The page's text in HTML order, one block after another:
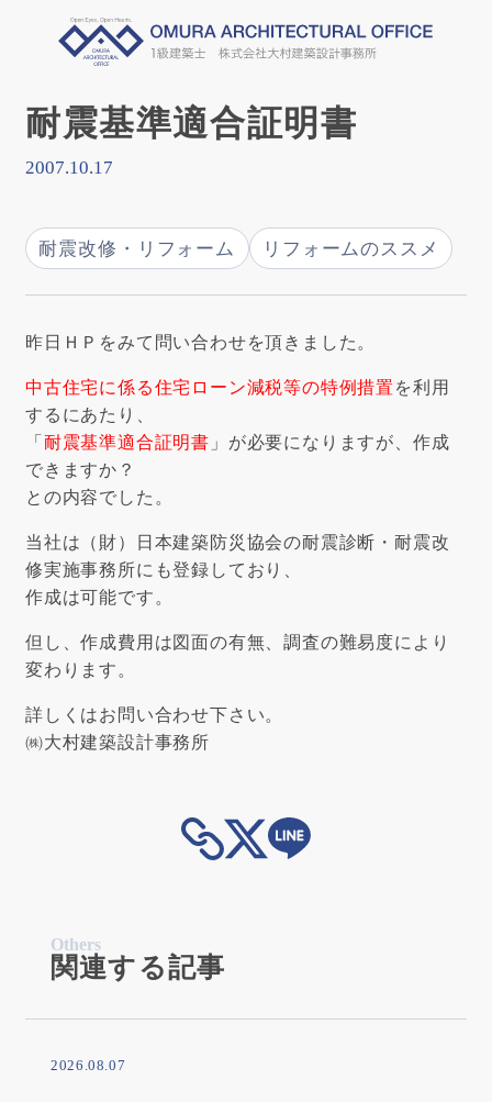
耐震基準適合証明書
2007.10.17
耐震改修・リフォーム リフォームのススメ
昨日ＨＰをみて問い合わせを頂きました。
中古住宅に係る住宅ローン減税等の特例措置 を利用
するにあたり、
「 耐震基準適合証明書 」が必要になりますが、作成
できますか？
との内容でした。
当社は （財）日本建築防災協会の耐震診断・耐震改
修実施事務所にも登録しており、
作成は可能です。
但し、作成費用は図面の有無、調査の難易度により
変わります。
詳しくはお問い合わせ下さい。
㈱大村建築設計事務所
Others
関連する記事
2026.08.07